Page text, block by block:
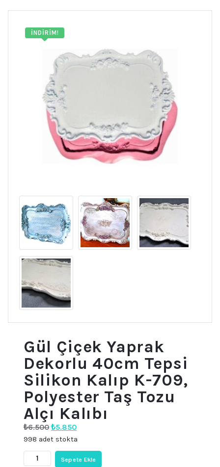
İNDIRIM!
Gül Çiçek Yaprak
Dekorlu 40cm Tepsi
Silikon Kalıp K-709,
Polyester Taş Tozu
Alçı Kalıbı
₺6.500 Orijinal
fiyat:
₺6.500.
₺5.850Şu
fiyat:
₺5.850.
998 adet stokta
Gül
Çiçek
Sepete Ekle